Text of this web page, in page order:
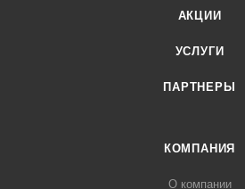
АКЦИИ
УСЛУГИ
ПАРТНЕРЫ
КОМПАНИЯ
О компании